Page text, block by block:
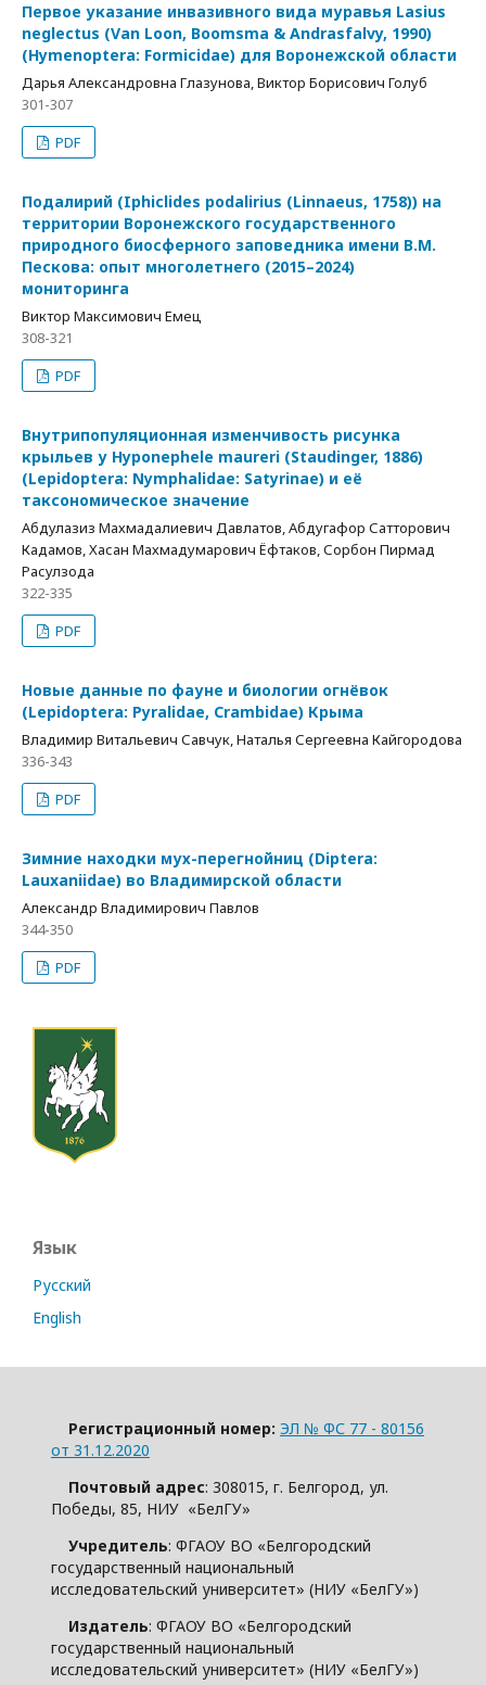
Первое указание инвазивного вида муравья Lasius
neglectus (Van Loon, Boomsma & Andrasfalvy, 1990)
(Hymenoptera: Formicidae) для Воронежской области
Дарья Александровна Глазунова, Виктор Борисович Голуб
301-307
PDF
Подалирий (Iphiclides podalirius (Linnaeus, 1758)) на
территории Воронежского государственного
природного биосферного заповедника имени В.М.
Пескова: опыт многолетнего (2015–2024)
мониторинга
Виктор Максимович Емец
308-321
PDF
Внутрипопуляционная изменчивость рисунка
крыльев у Hyponephele maureri (Staudinger, 1886)
(Lepidoptera: Nymphalidae: Satyrinae) и её
таксономическое значение
Абдулазиз Махмадалиевич Давлатов, Абдугафор Сатторович
Кадамов, Хасан Махмадумарович Ёфтаков, Сорбон Пирмад
Расулзода
322-335
PDF
Новые данные по фауне и биологии огнёвок
(Lepidoptera: Pyralidae, Crambidae) Крыма
Владимир Витальевич Савчук, Наталья Сергеевна Кайгородова
336-343
PDF
Зимние находки мух-перегнойниц (Diptera:
Lauxaniidae) во Владимирской области
Александр Владимирович Павлов
344-350
PDF
Язык
Русский
English
Регистрационный номер: ЭЛ № ФС 77 - 80156
от 31.12.2020
Почтовый адрес: 308015, г. Белгород, ул.
Победы, 85, НИУ «БелГУ»
Учредитель: ФГАОУ ВО «Белгородский
государственный национальный
исследовательский университет» (НИУ «БелГУ»)
Издатель: ФГАОУ ВО «Белгородский
государственный национальный
исследовательский университет» (НИУ «БелГУ»)